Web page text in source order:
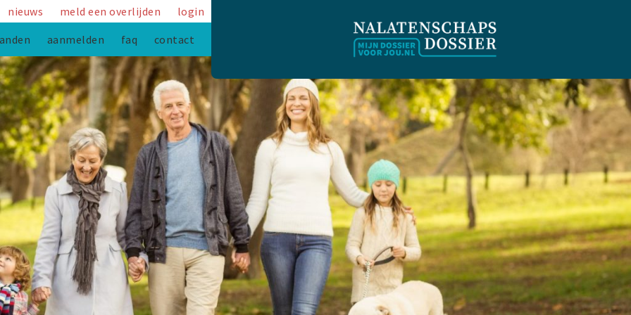
nieuws meld een overlijden
login
aanmelden faq contact